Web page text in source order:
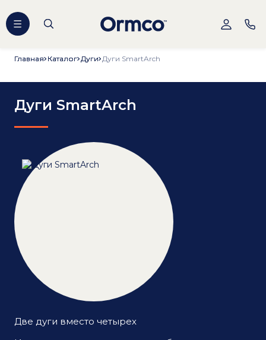
Главная
Главная Каталог
Каталог Дуги
Дуги Дуги SmartArch
Дуги SmartArch
Две дуги вместо четырех